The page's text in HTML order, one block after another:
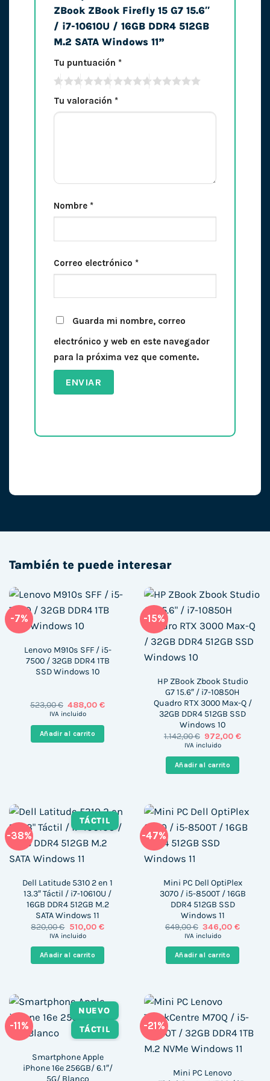
ZBook ZBook Firefly 15 G7 15.6″
/ i7-10610U / 16GB DDR4 512GB
M.2 SATA Windows 11”
Tu puntuación *
Tu valoración *
Nombre *
Correo electrónico *
Guarda mi nombre, correo
electrónico y web en este navegador
para la próxima vez que comente.
También te puede interesar
-7%
Lenovo M910s SFF / i5-
7500 / 32GB DDR4 1TB
SSD Windows 10
523,00€ El
precio
era:
523,00 €.
488,00€El
IVA incluido
Añadir al carrito
-15%
HP ZBook Zbook Studio
G7 15.6″ / i7-10850H
Quadro RTX 3000 Max-Q /
32GB DDR4 512GB SSD
Windows 10
1.142,00€ El
precio
era:
1.142,00 €.
972,00€El
IVA incluido
Añadir al carrito
-38%
TÁCTIL
Dell Latitude 5310 2 en 1
13.3″ Táctil / i7-10610U /
16GB DDR4 512GB M.2
SATA Windows 11
820,00€ El
precio
era:
820,00 €.
510,00 €El
es:
510,00 €.
IVA incluido
Añadir al carrito
-47%
Mini PC Dell OptiPlex
3070 / i5-8500T / 16GB
DDR4 512GB SSD
Windows 11
649,00€ El
precio
era:
649,00 €.
346,00€El
IVA incluido
Añadir al carrito
-11%
NUEVO
TÁCTIL
Smartphone Apple
iPhone 16e 256GB/ 6.1″/
-21%
Mini PC Lenovo